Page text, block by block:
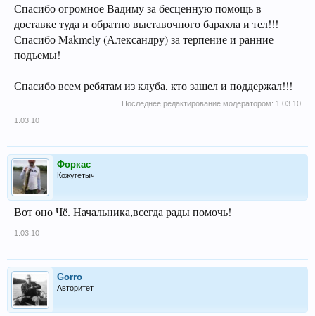
Спасибо огромное Вадиму за бесценную помощь в
доставке туда и обратно выставочного барахла и тел!!!
Спасибо Makmelу (Александру) за терпение и ранние
подъемы!
Спасибо всем ребятам из клуба, кто зашел и поддержал!!!
Последнее редактирование модератором: 1.03.10
1.03.10
Форкас
Кожугетыч
Вот оно Чё. Начальника,всегда рады помочь!
1.03.10
Gorro
Авторитет